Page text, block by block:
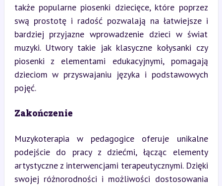
także popularne piosenki dziecięce, które poprzez
swą prostotę i radość pozwalają na łatwiejsze i
bardziej przyjazne wprowadzenie dzieci w świat
muzyki. Utwory takie jak klasyczne kołysanki czy
piosenki z elementami edukacyjnymi, pomagają
dzieciom w przyswajaniu języka i podstawowych
pojęć.
Zakończenie
Muzykoterapia w pedagogice oferuje unikalne
podejście do pracy z dziećmi, łącząc elementy
artystyczne z interwencjami terapeutycznymi. Dzięki
swojej różnorodności i możliwości dostosowania